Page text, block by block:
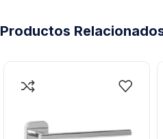
Productos